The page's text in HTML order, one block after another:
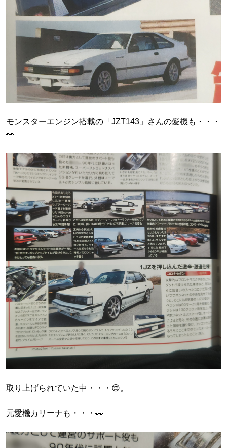
モンスターエンジン搭載の「JZT143」さんの愛機も・・・
👀
取り上げられていた中・・・😌。
元愛機カリーナも・・・👀